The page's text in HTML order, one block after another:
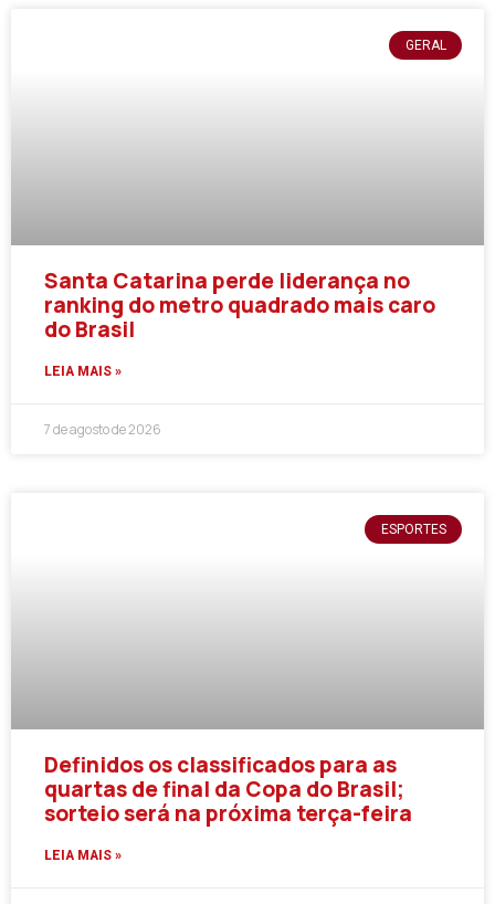
GERAL
Santa Catarina perde liderança no
ranking do metro quadrado mais caro
do Brasil
LEIA MAIS »
7 de agosto de 2026
ESPORTES
Definidos os classificados para as
quartas de final da Copa do Brasil;
sorteio será na próxima terça-feira
LEIA MAIS »